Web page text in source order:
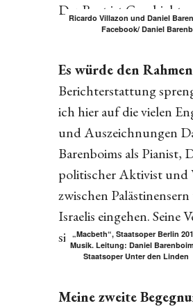
Der Rest ist Geschichte.
Ricardo Villazon und Daniel
Facebook/ Daniel
Es würde den Rahmen
Berichterstattung
ich hier auf die vielen
und Auszeichnungen
Barenboims als Pianist,
politischer Aktivist und
zwischen
Israelis eingehen. Seine
sind zur Genüge belegt.
„Macbeth“, Staatsoper Berlin
Musik. Leitung: Daniel
Staatsoper Unter den Linden
Meine zweite